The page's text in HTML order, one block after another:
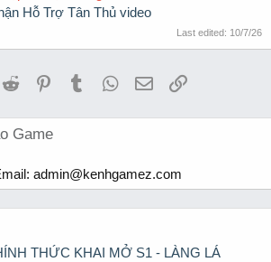
Hỗ Trợ Tân Thủ video
Last edited: 10/7/26
Reddit PinterestTumblrWhatsApp
EmailLink
Game
admin@kenhgamez.com
THỨC KHAI MỞ S1 - LÀNG LÁ